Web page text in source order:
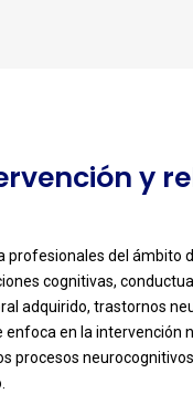
y
profesionales del ámbito
cognitivas,
adquirido, trastornos
en la intervención
procesos